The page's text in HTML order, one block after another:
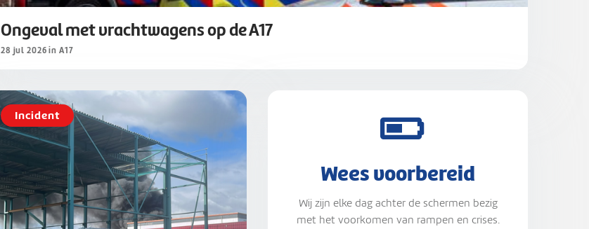
Ongeval met vrachtwagens op de A17
28 jul 2026 in A17
Incident
Wees voorbereid
Wij zijn elke dag achter de schermen bezig
met het voorkomen van rampen en crises.